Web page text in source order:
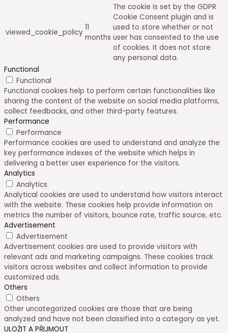
viewed_cookie_policy
11
months
The cookie is set by the GDPR
Cookie Consent plugin and is
used to store whether or not
user has consented to the use
of cookies. It does not store
any personal data.
Functional
Functional
Functional cookies help to perform certain functionalities like
sharing the content of the website on social media platforms,
collect feedbacks, and other third-party features.
Performance
Performance
Performance cookies are used to understand and analyze the
key performance indexes of the website which helps in
delivering a better user experience for the visitors.
Analytics
Analytics
Analytical cookies are used to understand how visitors interact
with the website. These cookies help provide information on
metrics the number of visitors, bounce rate, traffic source, etc.
Advertisement
Advertisement
Advertisement cookies are used to provide visitors with
relevant ads and marketing campaigns. These cookies track
visitors across websites and collect information to provide
customized ads.
Others
Others
Other uncategorized cookies are those that are being
analyzed and have not been classified into a category as yet.
ULOŽIT A PŘIJMOUT